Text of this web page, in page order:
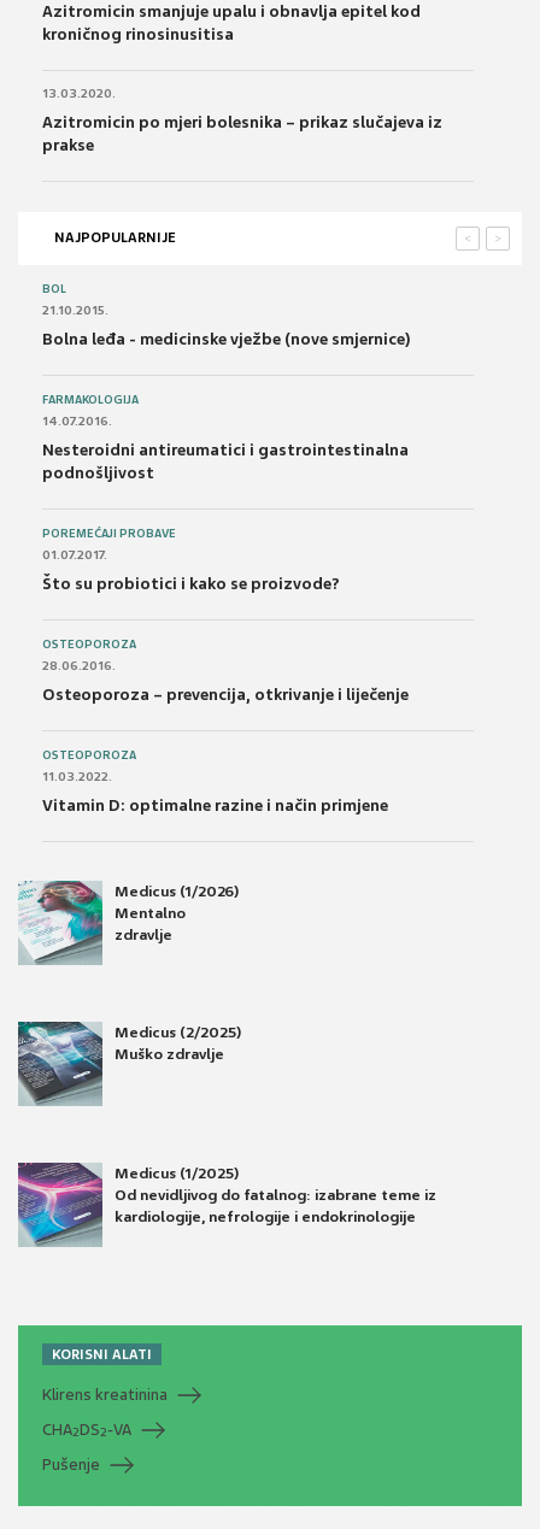
Azitromicin smanjuje upalu i obnavlja epitel kod
kroničnog rinosinusitisa
13.03.2020.
Azitromicin po mjeri bolesnika – prikaz slučajeva iz
prakse
NAJPOPULARNIJE >
<
BOL
21.10.2015.
Bolna leđa - medicinske vježbe (nove smjernice)
FARMAKOLOGIJA
14.07.2016.
Nesteroidni antireumatici i gastrointestinalna
podnošljivost
POREMEĆAJI PROBAVE
01.07.2017.
Što su probiotici i kako se proizvode?
OSTEOPOROZA
28.06.2016.
Osteoporoza – prevencija, otkrivanje i liječenje
OSTEOPOROZA
11.03.2022.
Vitamin D: optimalne razine i način primjene
Medicus (1/2026)
Mentalno
zdravlje
Medicus (2/2025)
Muško zdravlje
Medicus (1/2025)
Od nevidljivog do fatalnog: izabrane teme iz
kardiologije, nefrologije i endokrinologije
KORISNI ALATI
Klirens kreatinina
CHA2DS2-VA
Pušenje